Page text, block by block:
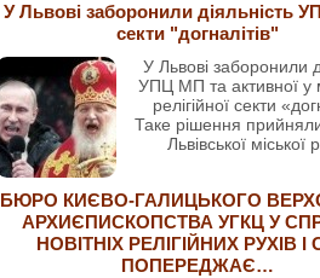
У Львові заборонили діяльність
секти "догналітів"
У Львові заборонили
УПЦ МП та активної у
релігійної секти
Таке рішення
Львівської міської
БЮРО КИЄВО-ГАЛИЦЬКОГО
АРХИЄПИСКОПСТВА УГКЦ У
НОВІТНІХ РЕЛІГІЙНИХ РУХІВ І
ПОПЕРЕДЖАЄ…